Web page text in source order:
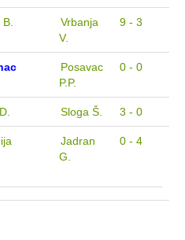
Vrbanja
V.
9 - 3
Posavac
P.P.
0 - 0
Sloga Š. 3 - 0
Jadran
G.
0 - 4